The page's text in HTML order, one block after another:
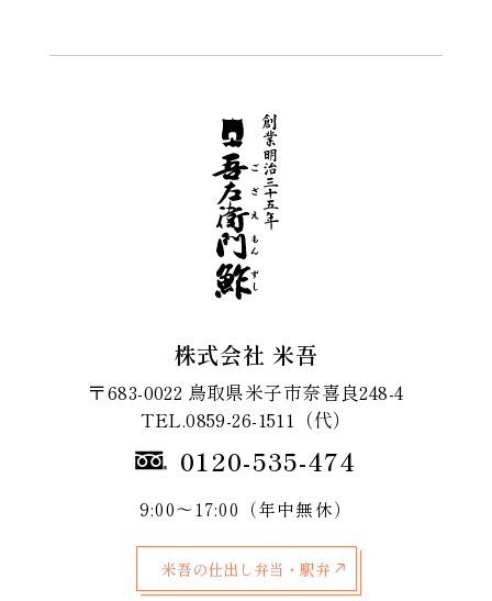
株式会社 米吾
〒683-0022 鳥取県米子市奈喜良248-4
TEL.0859-26-1511（代）
0120-535-474
9:00～17:00（年中無休）
米吾の仕出し弁当・駅弁